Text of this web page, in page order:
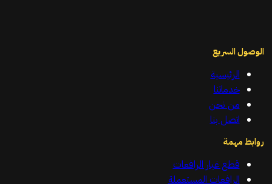
الوصول السريع
الرئيسية
خدماتنا
من نحن
اتصل بنا
روابط مهمة
قطع غيار الرافعات
الرافعات المستعملة